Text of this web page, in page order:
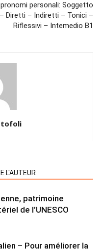
I pronomi personali: Soggetto
– Diretti – Indiretti – Tonici –
Riflessivi – Intemedio B1
L'AUTEUR
patrimoine
de l’UNESCO
– Pour améliorer la